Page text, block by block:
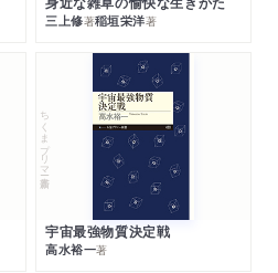
三上修著稲垣栄洋著
ちくまプリマー新書
宇宙最強物質決定戦
高水裕一著